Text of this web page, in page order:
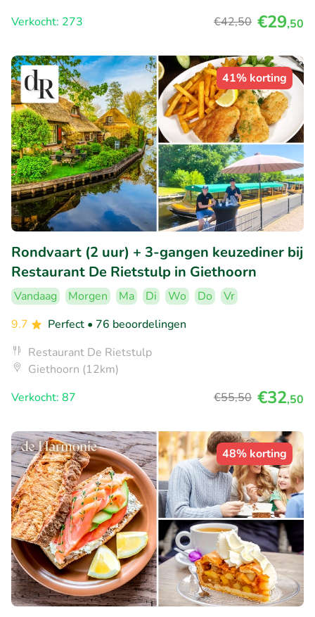
Verkocht: 273
€42,50 €29,50
41% korting
Rondvaart (2 uur) + 3-gangen keuzediner bij
Restaurant De Rietstulp in Giethoorn
Vandaag Morgen Ma Di Wo Do
Vr
9.7
Perfect • 76 beoordelingen
Restaurant De Rietstulp
Giethoorn (12km)
Verkocht: 87
€55,50 €32,50
48% korting